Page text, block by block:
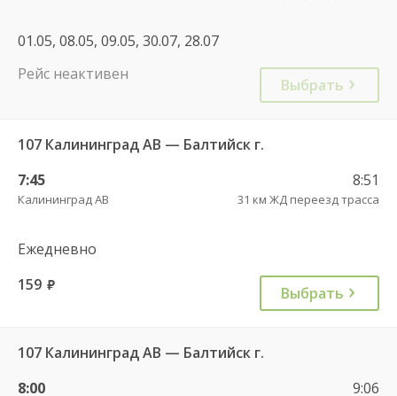
01.05, 08.05, 09.05, 30.07, 28.07
Рейс неактивен
Выбрать
107 Калининград АВ — Балтийск г.
7:45
Калининград АВ
8:51
31 км ЖД переезд трасса
Ежедневно
159 руб. Выбрать
107 Калининград АВ — Балтийск г.
8:00
9:06